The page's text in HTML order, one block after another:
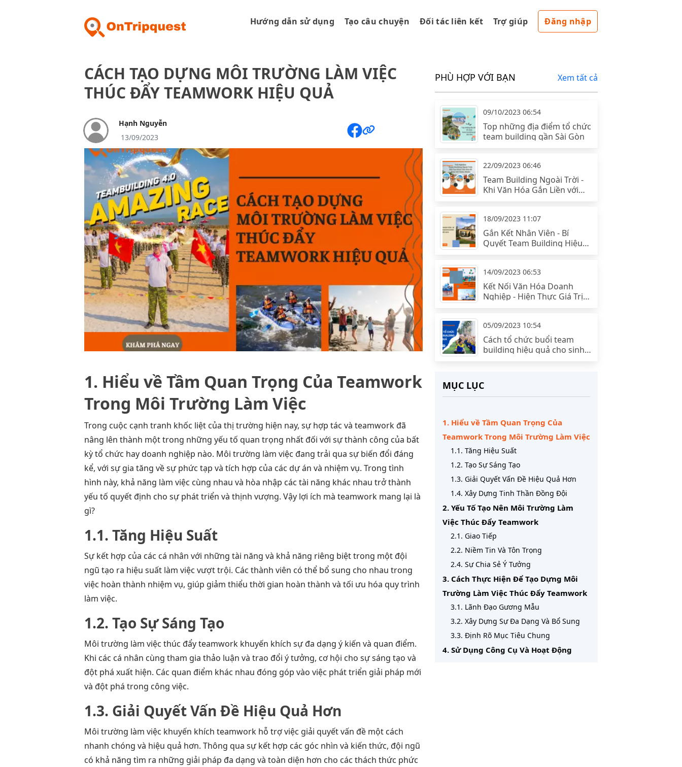
Hướng dẫn sử dụng Tạo câu chuyện Đối tác liên kết Trợ giúp Đăng nhập
CÁCH TẠO DỰNG MÔI TRƯỜNG LÀM VIỆC
THÚC ĐẨY TEAMWORK HIỆU QUẢ
Hạnh Nguyễn
13/09/2023
1. Hiểu về Tầm Quan Trọng Của Teamwork
Trong Môi Trường Làm Việc
Trong cuộc cạnh tranh khốc liệt của thị trường hiện nay, sự hợp tác và teamwork đã
nâng lên thành một trong những yếu tố quan trọng nhất đối với sự thành công của bất
kỳ tổ chức hay doanh nghiệp nào. Môi trường làm việc đang trải qua sự biến đổi đáng
kể, với sự gia tăng về sự phức tạp và tích hợp của các dự án và nhiệm vụ. Trong tình
hình này, khả năng làm việc cùng nhau và hòa nhập các tài năng khác nhau trở thành
yếu tố quyết định cho sự phát triển và thịnh vượng. Vậy lợi ích mà teamwork mang lại là
gì?
1.1. Tăng Hiệu Suất
Sự kết hợp của các cá nhân với những tài năng và khả năng riêng biệt trong một đội
ngũ tạo ra hiệu suất làm việc vượt trội. Các thành viên có thể bổ sung cho nhau trong
việc hoàn thành nhiệm vụ, giúp giảm thiểu thời gian hoàn thành và tối ưu hóa quy trình
làm việc.
1.2. Tạo Sự Sáng Tạo
Môi trường làm việc thúc đẩy teamwork khuyến khích sự đa dạng ý kiến và quan điểm.
Khi các cá nhân cùng tham gia thảo luận và trao đổi ý tưởng, cơ hội cho sự sáng tạo và
đột phá xuất hiện. Các quan điểm khác nhau đóng góp vào việc phát triển giải pháp mới
và đột phá trong công việc.
1.3. Giải Quyết Vấn Đề Hiệu Quả Hơn
Môi trường làm việc khuyến khích teamwork hỗ trợ việc giải quyết vấn đề một cách
nhanh chóng và hiệu quả hơn. Thông qua sự kết hợp các góc nhìn và kiến thức, đội ngũ
có khả năng tìm ra những giải pháp đa dạng và toàn diện hơn cho các thách thức phức
PHÙ HỢP VỚI BẠN Xem tất cả
09/10/2023 06:54
Top những địa điểm tổ chức
team building gần Sài Gòn
22/09/2023 06:46
Team Building Ngoài Trời -
Khi Văn Hóa Gắn Liền với
Thiên Nhiên
18/09/2023 11:07
Gắn Kết Nhân Viên - Bí
Quyết Team Building Hiệu
Quả
14/09/2023 06:53
Kết Nối Văn Hóa Doanh
Nghiệp - Hiện Thực Giá Trị
và Định Hướng
05/09/2023 10:54
Cách tổ chức buổi team
building hiệu quả cho sinh
viên
MỤC LỤC
1. Hiểu về Tầm Quan Trọng Của
Teamwork Trong Môi Trường Làm Việc
1.1. Tăng Hiệu Suất
1.2. Tạo Sự Sáng Tạo
1.3. Giải Quyết Vấn Đề Hiệu Quả Hơn
1.4. Xây Dựng Tinh Thần Đồng Đội
2. Yếu Tố Tạo Nên Môi Trường Làm
Việc Thúc Đẩy Teamwork
2.1. Giao Tiếp
2.2. Niềm Tin Và Tôn Trọng
2.4. Sự Chia Sẻ Ý Tưởng
3. Cách Thực Hiện Để Tạo Dựng Môi
Trường Làm Việc Thúc Đẩy Teamwork
3.1. Lãnh Đạo Gương Mẫu
3.2. Xây Dựng Sự Đa Dạng Và Bổ Sung
3.3. Định Rõ Mục Tiêu Chung
4. Sử Dụng Công Cụ Và Hoạt Động